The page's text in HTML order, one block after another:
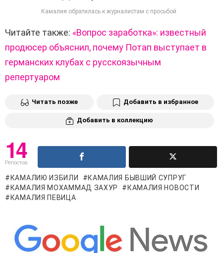
Камалия обратилась к журналистам с просьбой
Читайте также: «Вопрос заработка»: известный
продюсер объяснил, почему Потап выступает в
германских клубах с русскоязычным
репертуаром
Читать позже Добавить в избранное
Добавить в коллекцию
14
Репостов
КАМАЛИЮ ИЗБИЛИ
КАМАЛИЯ БЫВШИЙ СУПРУГ
КАМАЛИЯ МОХАММАД ЗАХУР
КАМАЛИЯ НОВОСТИ
КАМАЛИЯ ПЕВИЦА